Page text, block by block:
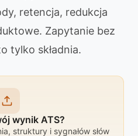
retencja, redukcja
Zapytanie bez
tylko składnia.
wynik ATS?
struktury i sygnałów słów